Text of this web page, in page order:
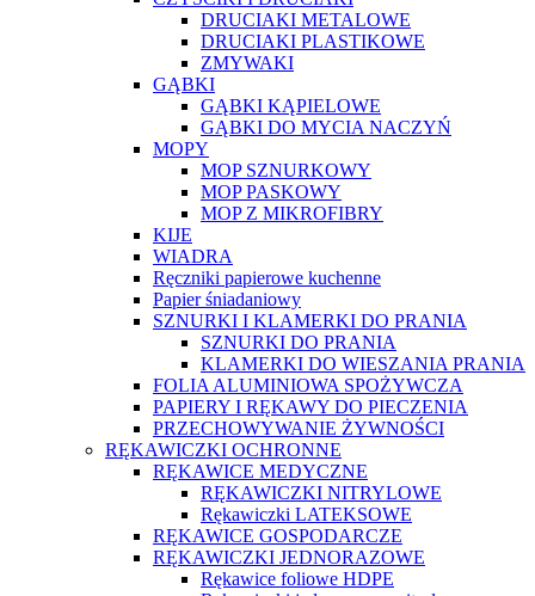
DRUCIAKI METALOWE
DRUCIAKI PLASTIKOWE
ZMYWAKI
GĄBKI
GĄBKI KĄPIELOWE
GĄBKI DO MYCIA NACZYŃ
MOPY
MOP SZNURKOWY
MOP PASKOWY
MOP Z MIKROFIBRY
KIJE
WIADRA
Ręczniki papierowe kuchenne
Papier śniadaniowy
SZNURKI I KLAMERKI DO PRANIA
SZNURKI DO PRANIA
KLAMERKI DO WIESZANIA PRANIA
FOLIA ALUMINIOWA SPOŻYWCZA
PAPIERY I RĘKAWY DO PIECZENIA
PRZECHOWYWANIE ŻYWNOŚCI
RĘKAWICZKI OCHRONNE
RĘKAWICE MEDYCZNE
RĘKAWICZKI NITRYLOWE
Rękawiczki LATEKSOWE
RĘKAWICE GOSPODARCZE
RĘKAWICZKI JEDNORAZOWE
Rękawice foliowe HDPE